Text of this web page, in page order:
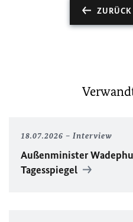
18.07.2026 Interview
Außenminister
Tagesspiegel